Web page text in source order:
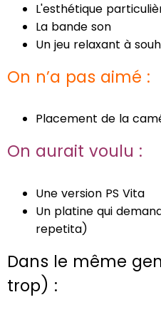
L'esthétique
La bande son
Un jeu relaxant à
On n’a pas aimé :
Placement de la
On aurait voulu :
Une version PS Vita
Un platine qui
repetita)
Dans le même
trop) :